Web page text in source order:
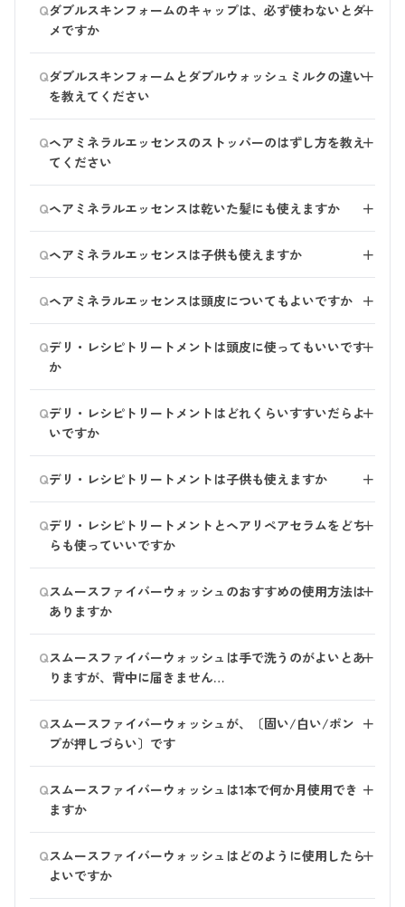
※しっかりメイクで気になるときは2度洗いをしてくだ
さい。
分のメイク汚れも落とすことができます。
Qダブルスキンフォームのキャップは、必ず使わないとダ
メですか
＋
り、お湯や水が入ってしまう場合がございます。 その
ため、お風呂などお湯や水がかかりやすい場所で保管さ
れる場合は、キャップのご使用をお願いいたします。
Qダブルスキンフォームとダブルウォッシュミルクの違い
を教えてください
＋
ぱりです。
●ダブルウォッシュミルクは、ミルクタイプで、仕上り
はしっとりです。 保湿力が高いのは、「ダブルウォッ
シュミルク」です。お好みに合わせてお選びください。
Qヘアミネラルエッセンスのストッパーのはずし方を教え
てください
＋
ると、ストッパーを解除できます。 （ストッパーは紛
失防止のため外れません。回してご利用ください。）
使用後はストッパーを元の位置に戻してください。
Qヘアミネラルエッセンスは乾いた髪にも使えますか
＋
Qヘアミネラルエッセンスは子供も使えますか
＋
だけます。 ただし、赤ちゃん用にお作りしているわけ
ではございませんので、お肌のバリア機能が整ってくる
2～3歳以上のご使用をおすすめしております。
Qヘアミネラルエッセンスは頭皮についてもよいですか ＋
がたっぷり入っておりますので、頭皮のケアにもお役立
てください。
Qデリ・レシピトリートメントは頭皮に使ってもいいです
か
＋
を」というコンセプトで作られた商品です。ぜひ頭皮に
もお使いください。 その際、毛先から順になじませて
お使いいただくとより良いです。
100％天然由来の素材のみで作られているため、市販の
トリートメントとは使用感が異なります。 使い始めは
物足りなく感じるかもしれませんが、使い続けるうちに
髪の内側からしっかりと保湿されているのをご実感いた
Qデリ・レシピトリートメントはどれくらいすすいだらよ
いですか
＋
方はしっかりすすいでください。
Qデリ・レシピトリートメントは子供も使えますか
＋
いただけます。 ただし、赤ちゃん用にお作りしている
わけではございませんので、お肌のバリア機能が整って
くる2～3歳以上のご使用をおすすめしております。
Qデリ・レシピトリートメントとヘアリペアセラムをどち
らも使っていいですか
＋
補修し、デリ・レシピトリートメントでしっとり健やか
な髪にケアできます。
※ヘアリペアセラムはシャンプーをする途中でお使いく
ださい。トリートメント中のご使用はおすすめしており
ません。
Qスムースファイバーウォッシュのおすすめの使用方法は
ありますか
＋
ファイバーウォッシュは、ボディスポンジやボディブラ
シを使わず、手でなでるように洗うだけできめ細かい泡
がたちます。 (手で洗うことで肌への摩擦も軽減します)
お客様のお好みもあるかと思いますので、ボディスポン
ジやボディブラシをご使用いただいても構いません。
Qスムースファイバーウォッシュは手で洗うのがよいとあ
りますが、背中に届きません…
＋
ださい。
お肌への負担がかかりづらい、やわらかいものがおすす
めです。
Qスムースファイバーウォッシュが、〔固い/白い/ポン
プが押しづらい〕です
＋
なったり白っぽくなることがあります。 これはオリー
ブ油からつくった石鹸成分によるものです。
オリーブ油の成分の一部が低温で固まり起こる現象で、
品質には問題ありません。 あたたかい場所にしばらく
置いたり、35～40度（入浴する温度）くらいでボトルご
と湯煎していただくと、通常通りお使いいただけます。
Qスムースファイバーウォッシュは1本で何か月使用でき
ますか
＋
Qスムースファイバーウォッシュはどのように使用したら
よいですか
＋